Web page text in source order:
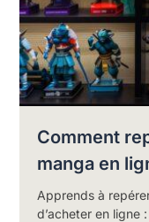
Comment
manga en
Apprends à
d’acheter en ligne